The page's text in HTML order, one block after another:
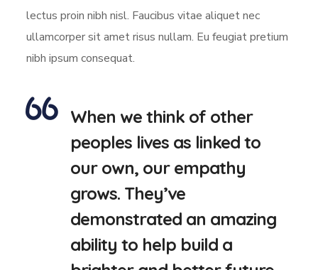
lectus proin nibh nisl. Faucibus vitae aliquet nec
ullamcorper sit amet risus nullam. Eu feugiat pretium
nibh ipsum consequat.
When we think of other
peoples lives as linked to
our own, our empathy
grows. They’ve
demonstrated an amazing
ability to help build a